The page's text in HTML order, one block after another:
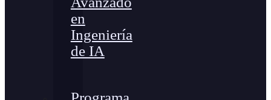
en
Ingeniería
de IA